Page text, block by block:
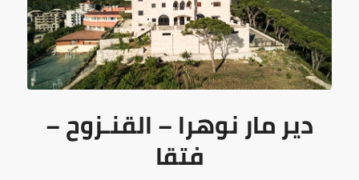
دير مار نوهرا – القنـزوح –
فتقا